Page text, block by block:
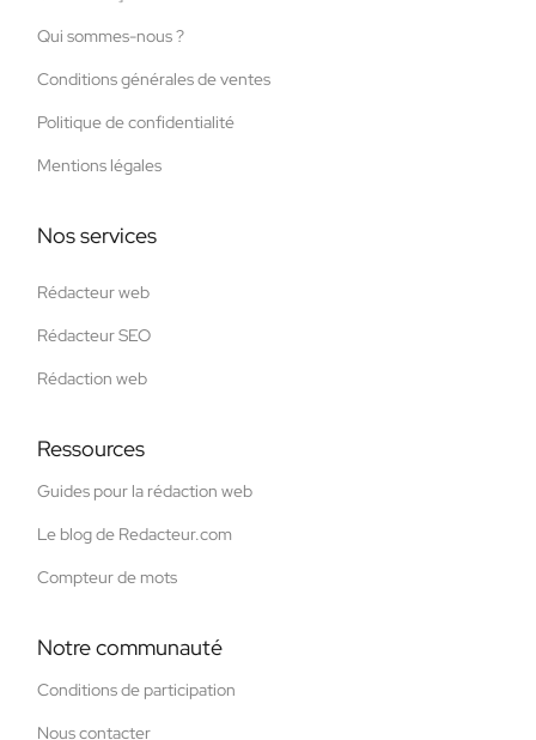
Qui sommes-nous ?
Conditions générales de ventes
Politique de confidentialité
Mentions légales
Nos services
Rédacteur web
Rédacteur SEO
Rédaction web
Ressources
Guides pour la rédaction web
Le blog de Redacteur.com
Compteur de mots
Notre communauté
Conditions de participation
Nous contacter